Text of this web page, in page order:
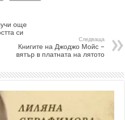
още
си
Следваща
Книгите на Джоджо Мойс –
вятър в платната на лятото